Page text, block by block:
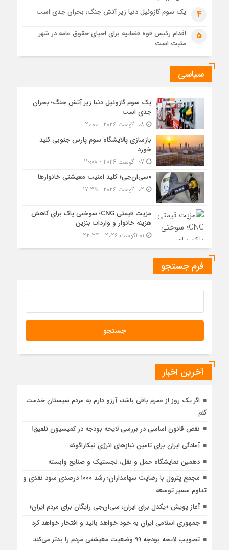
4 یک سوم گازوئیل دنیا زیر آتش جنگ؛ بحران جدی است
5
اقدام رئیس قوه قضاییه برای احیای حقوق عامه در شهر
مثبت است
سیاسی
یک سوم گازوئیل دنیا زیر آتش جنگ؛ بحران
جدی است
بازسازی پالایشگاه سوم پارس جنوبی کلید
خورد
«سی‌ان‌جی» کلید امنیت معیشتی خانوارها
مزیت قیمتی CNG؛ سوختی پاک برای کاهش
هزینه خانوار و واردات بنزین
فرم جستجو
آخرین اخبار
اگر یک روز از عمرم باقی باشد، آرزو دارم به مردم سیستان خدمت
کنم
نقض قانون اساسی در بررسی لایحه بودجه در کمیسیون تلفیق!
آمادگی ایران برای تامین نیازهای انرژی نیکاراگوئه
دهمین نمایشگاه حمل و نقل، لجستیک و صنایع وابسته
مجمع پترول با رضایت سهامداران؛ رشد ۱۰۰۰ درصدی سود نقدی و
تداوم مسیر توسعه
آغاز پویش «یکدل برای ایران؛ سی‌ان‌جی رایگان برای مردم ایران»
جمهوری اسلامی ایران به خود خواهد بالید و افتخار خواهد کرد
تصویب لایحه بودجه 99 وضعیت معیشتی مردم را بدتر می‌کند